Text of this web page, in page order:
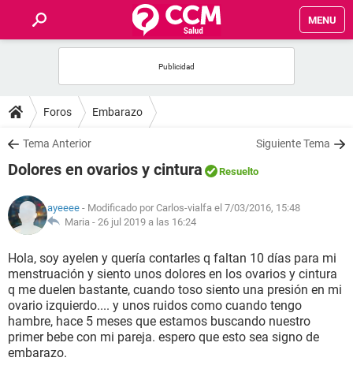
MENU
FOROS
SALUD
NUTRICIÓN
BIENESTAR
SEXUALIDAD
GLOSARIO
Foros Embarazo
Tema Anterior Siguiente Tema
Dolores en ovarios y cintura Resuelto
ayeeee - Modificado por Carlos-vialfa el 7/03/2016, 15:48
Maria - 26 jul 2019 a las 16:24
Hola, soy ayelen y quería contarles q faltan 10 días para mi
menstruación y siento unos dolores en los ovarios y cintura
q me duelen bastante, cuando toso siento una presión en mi
ovario izquierdo.... y unos ruidos como cuando tengo
hambre, hace 5 meses que estamos buscando nuestro
primer bebe con mi pareja. espero que esto sea signo de
embarazo.